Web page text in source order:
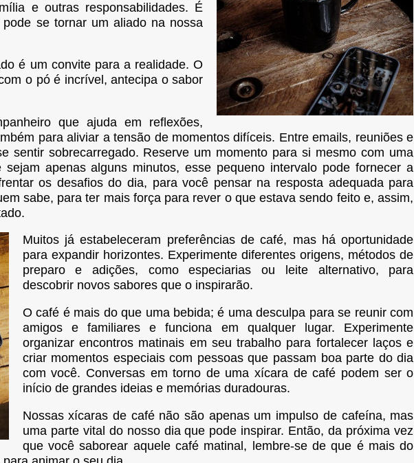
e outras responsabilidades. É
se tornar um aliado na nossa
é um convite para a realidade. O
o pó é incrível, antecipa o sabor
que ajuda em reflexões,
para aliviar a tensão de momentos difíceis. Entre emails, reuniões e
sentir sobrecarregado. Reserve um momento para si mesmo com uma
apenas alguns minutos, esse pequeno intervalo pode fornecer a
os desafios do dia, para você pensar na resposta adequada para
sabe, para ter mais força para rever o que estava sendo feito e, assim,
Muitos já estabeleceram preferências de café, mas há oportunidade
para expandir horizontes. Experimente diferentes origens, métodos de
preparo e adições, como especiarias ou leite alternativo, para
descobrir novos sabores que o inspirarão.
O café é mais do que uma bebida; é uma desculpa para se reunir com
amigos e familiares e funciona em qualquer lugar. Experimente
organizar encontros matinais em seu trabalho para fortalecer laços e
criar momentos especiais com pessoas que passam boa parte do dia
com você. Conversas em torno de uma xícara de café podem ser o
início de grandes ideias e memórias duradouras.
Nossas xícaras de café não são apenas um impulso de cafeína, mas
uma parte vital do nosso dia que pode inspirar. Então, da próxima vez
que você saborear aquele café matinal, lembre-se de que é mais do